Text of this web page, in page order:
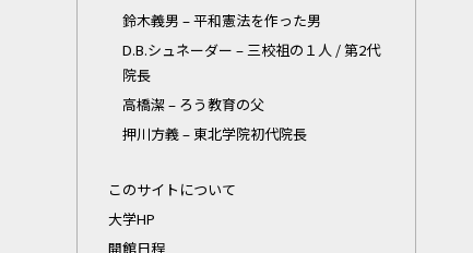
鈴木義男 – 平和憲法を作った男
D.B.シュネーダー – 三校祖の１人 / 第2代
院長
高橋潔 – ろう教育の父
押川方義 – 東北学院初代院長
このサイトについて
大学HP
開館日程